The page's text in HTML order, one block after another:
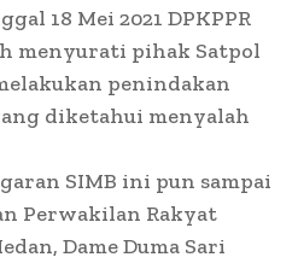
18 Mei 2021 DPKPPR
menyurati pihak Satpol
penindakan
diketahui menyalah
SIMB ini pun sampai
Perwakilan Rakyat
Dame Duma Sari